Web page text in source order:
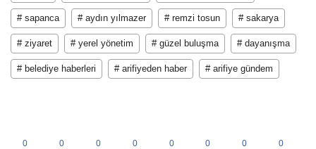
# sapanca # aydın yılmazer # remzi tosun # sakarya
# ziyaret # yerel yönetim # güzel buluşma # dayanışma
# belediye haberleri # arifiyeden haber # arifiye gündem